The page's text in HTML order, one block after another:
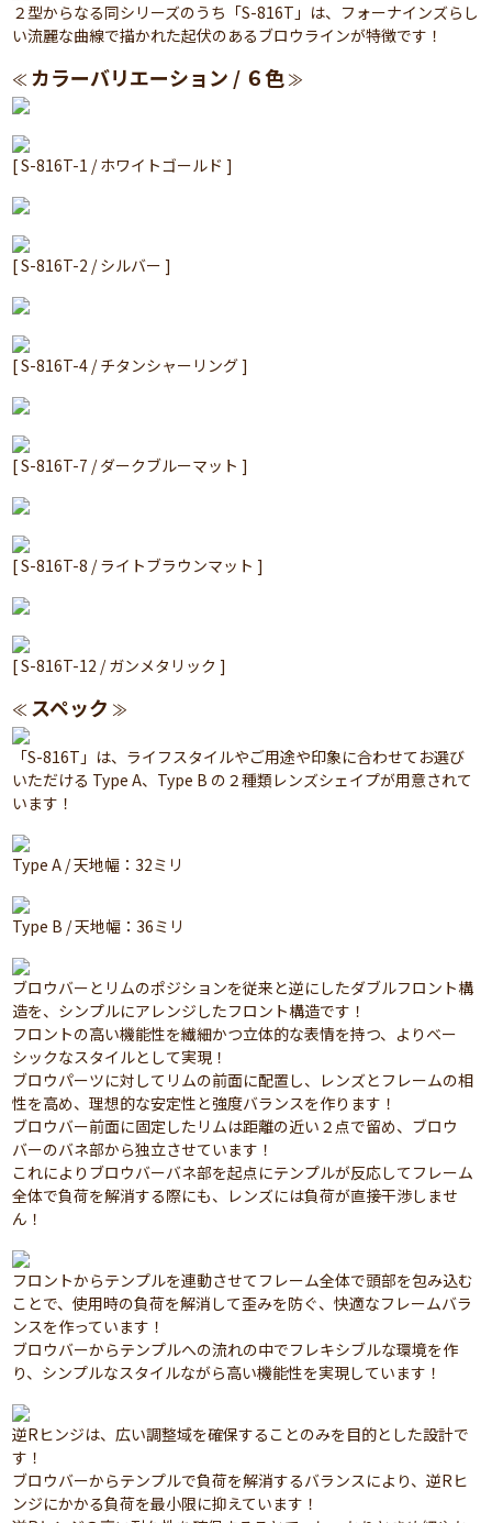
２型からなる同シリーズのうち「S-816T」は、フォーナインズらし
い流麗な曲線で描かれた起伏のあるブロウラインが特徴です！
≪ カラーバリエーション / ６色 ≫
[ S-816T-1 / ホワイトゴールド ]
[ S-816T-2 / シルバー ]
[ S-816T-4 / チタンシャーリング ]
[ S-816T-7 / ダークブルーマット ]
[ S-816T-8 / ライトブラウンマット ]
[ S-816T-12 / ガンメタリック ]
≪ スペック ≫
「S-816T」は、ライフスタイルやご用途や印象に合わせてお選び
いただける Type A、Type B の２種類レンズシェイプが用意されて
います！
Type A / 天地幅：32ミリ
Type B / 天地幅：36ミリ
ブロウバーとリムのポジションを従来と逆にしたダブルフロント構
造を、シンプルにアレンジしたフロント構造です！
フロントの高い機能性を繊細かつ立体的な表情を持つ、よりベー
シックなスタイルとして実現！
ブロウパーツに対してリムの前面に配置し、レンズとフレームの相
性を高め、理想的な安定性と強度バランスを作ります！
ブロウバー前面に固定したリムは距離の近い２点で留め、ブロウ
バーのバネ部から独立させています！
これによりブロウバーバネ部を起点にテンプルが反応してフレーム
全体で負荷を解消する際にも、レンズには負荷が直接干渉しませ
ん！
フロントからテンプルを連動させてフレーム全体で頭部を包み込む
ことで、使用時の負荷を解消して歪みを防ぐ、快適なフレームバラ
ンスを作っています！
ブロウバーからテンプルへの流れの中でフレキシブルな環境を作
り、シンプルなスタイルながら高い機能性を実現しています！
逆Rヒンジは、広い調整域を確保することのみを目的とした設計で
す！
ブロウバーからテンプルで負荷を解消するバランスにより、逆Rヒ
ンジにかかる負荷を最小限に抑えています！